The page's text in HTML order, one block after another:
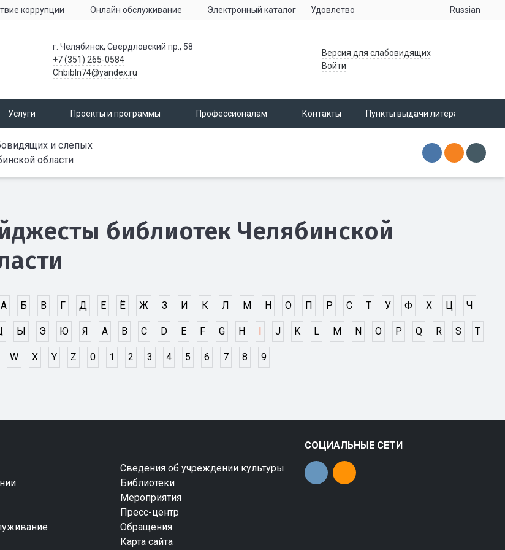
коррупции Онлайн обслуживание Электронный каталог Удовлетворенность населения услугами
Russian
г. Челябинск, Свердловский пр., 58
+7 (351) 265-0584
Chbibln74@yandex.ru
Версия для слабовидящих
Войти
Услуги Проекты и программы Профессионалам Контакты Пункты выдачи литературы
и слепых
области
библиотек Челябинской
А Б В Г Д Е Ё Ж З И К Л М Н О П Р С Т У Ф Х Ц Ч
Ы Э Ю Я A B C D E F G H I J K L M N O P Q R S T
W X Y Z 0 1 2 3 4 5 6 7 8 9
Сведения об учреждении культуры
Библиотеки
Мероприятия
Пресс-центр
Обращения
Карта сайта
СОЦИАЛЬНЫЕ СЕТИ